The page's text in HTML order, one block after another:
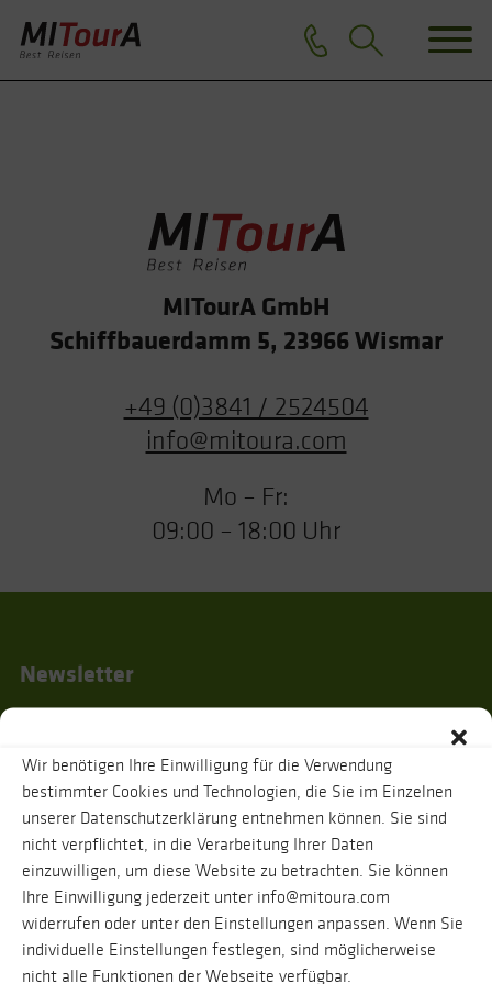
Wir benötigen Ihre Einwilligung für die Verwendung
bestimmter Cookies und Technologien, die Sie im Einzelnen
unserer Datenschutzerklärung entnehmen können. Sie sind
nicht verpflichtet, in die Verarbeitung Ihrer Daten
einzuwilligen, um diese Website zu betrachten. Sie können
Ihre Einwilligung jederzeit unter info@mitoura.com
widerrufen oder unter den Einstellungen anpassen. Wenn Sie
individuelle Einstellungen festlegen, sind möglicherweise
nicht alle Funktionen der Webseite verfügbar.
MITourA GmbH
Schiffbauerdamm 5, 23966 Wismar
+49 (0)3841 / 2524504
info@mitoura.com
Mo – Fr:
09:00 – 18:00 Uhr
Newsletter
Ich habe dieDatenschutzhinweisegelesen und stimme zu, dass zur
Bestätigung meiner Angaben eine Nachricht an oben genannte E-Mail-
Adresse verschickt wird. Ihre Daten werden selbstverständlich vertraulich
behandelt. Eine Abmeldung vom Newsletter ist jederzeit möglich.